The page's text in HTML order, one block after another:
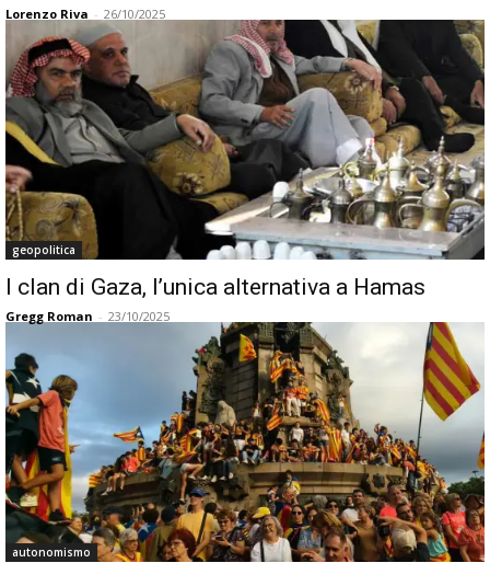
Lorenzo Riva - 26/10/2025
geopolitica
I clan di Gaza, l’unica alternativa a Hamas
Gregg Roman - 23/10/2025
autonomismo